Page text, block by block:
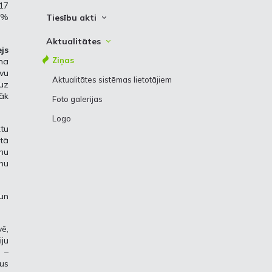
–
Obligācijas
Arhīvs
Iepirkumu daļas kontakti
Piegādātāju ētikas pamatprincipi
Tiesību akti
Latvijas tiesību akti
Eiropas Savienības tiesību akti
Citi saistošie dokumenti
Aktualitātes
Ziņas
Aktualitātes sistēmas lietotājiem
Foto galerijas
Logo